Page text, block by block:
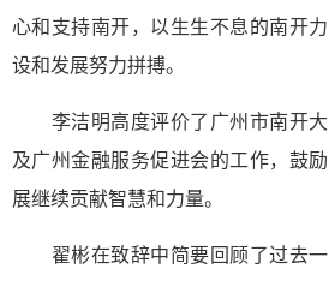
心和支持南开，以生生不息的南开
设和发展努力拼搏。
李洁明高度评价了广州市南开大
及广州金融服务促进会的工作，鼓
展继续贡献智慧和力量。
翟彬在致辞中简要回顾了过去一